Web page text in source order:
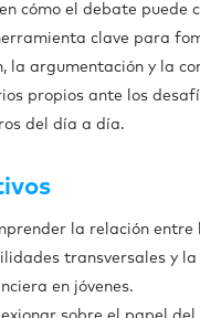
cómo el debate puede
clave para
la argumentación y la
propios ante los
del día a día.
la relación entre
transversales y la
en jóvenes.